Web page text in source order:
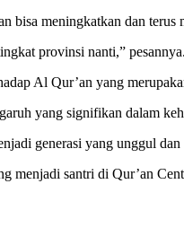
bisa meningkatkan dan terus
provinsi nanti,” pesannya.
Al Qur’an yang
yang signifikan dalam
generasi yang unggul
menjadi santri di Qur’an